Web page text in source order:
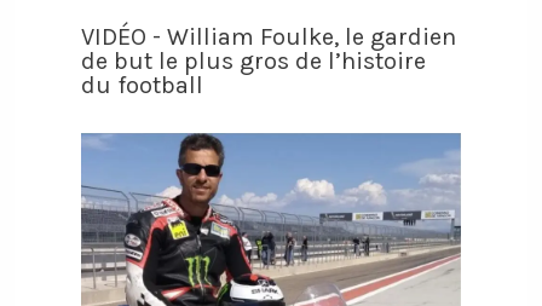
VIDÉO - William Foulke, le gardien
de but le plus gros de l’histoire
du football